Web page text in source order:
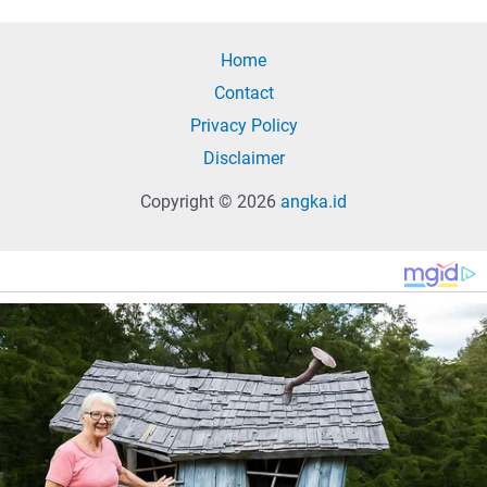
Home
Contact
Privacy Policy
Disclaimer
Copyright © 2026 angka.id